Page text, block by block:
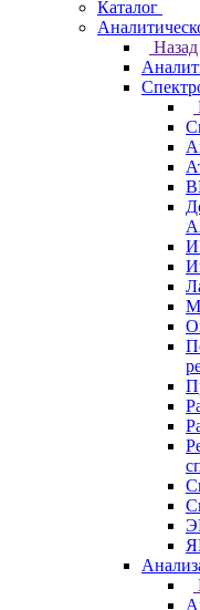
Казань
Назад
Города
Санкт-
Назад